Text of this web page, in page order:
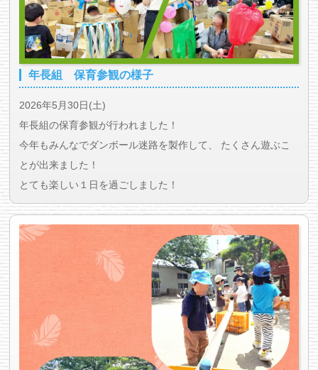
年長組 保育参観の様子
2026年5月30日(土)
年長組の保育参観が行われました！
今年もみんなでダンボール迷路を製作して、 たくさん遊ぶこ
とが出来ました！
とても楽しい１日を過ごしました！